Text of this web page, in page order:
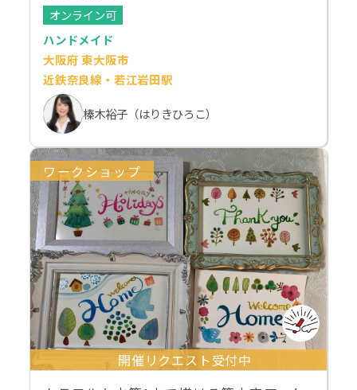
オンライン可
ハンドメイド
大阪府 東大阪市
近鉄奈良線・若江岩田駅
榛木裕子（はりきひろこ）
ワークショップ
開催リクエスト受付中